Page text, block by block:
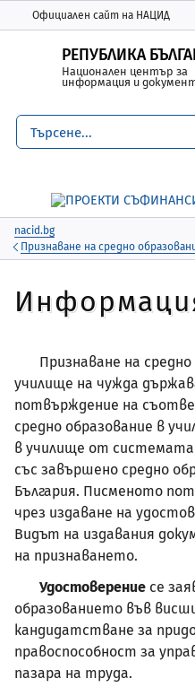
Моля,
обърнете
внимание:
включва
система
THIS SITE IN ENGLISH
Официален сайт на НАЦИД
Домейнът
Националния
Защитените
се свързали
Споделяйте
РЕПУБЛИКА
Национален център за
информация и
nacid.bg
Признаване на средно
Признаване на средно
училище на чужда
потвърждение на
средно образование в
в училище от
със завършено средно
България. Писменото
чрез издаване на
Видът на издавания
на признаването.
Удостоверение се
образованието във
кандидатстване за
правоспособност за
пазара на труда.